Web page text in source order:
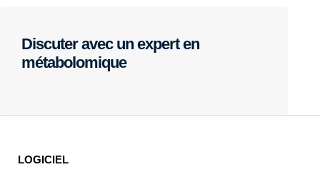
Discuter avec un expert en
métabolomique
LOGICIEL